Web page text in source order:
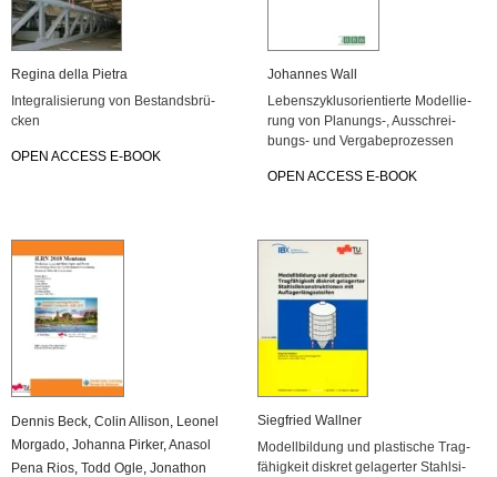
Re­gi­na della Pie­tra
In­te­gra­li­sie­rung von Be­stands­brü­
cken
OPEN AC­CESS E-BOOK
Jo­han­nes Wall
Le­bens­zy­klus­ori­en­tier­te Mo­del­lie­
rung von Pla­nungs-, Aus­schrei­
bungs- und Ver­ga­be­pro­zes­sen
OPEN AC­CESS E-BOOK
Den­nis Beck, Colin All­ison, Leo­nel
Mor­gado, Jo­han­na Pir­ker,Ana­sol
Pena Rios, Todd Ogle, Jo­na­thon
Sieg­fried Wall­ner
Mo­dell­bil­dung und plas­ti­sche Trag­
fä­hig­keit dis­kret ge­la­ger­ter Stahl­si­